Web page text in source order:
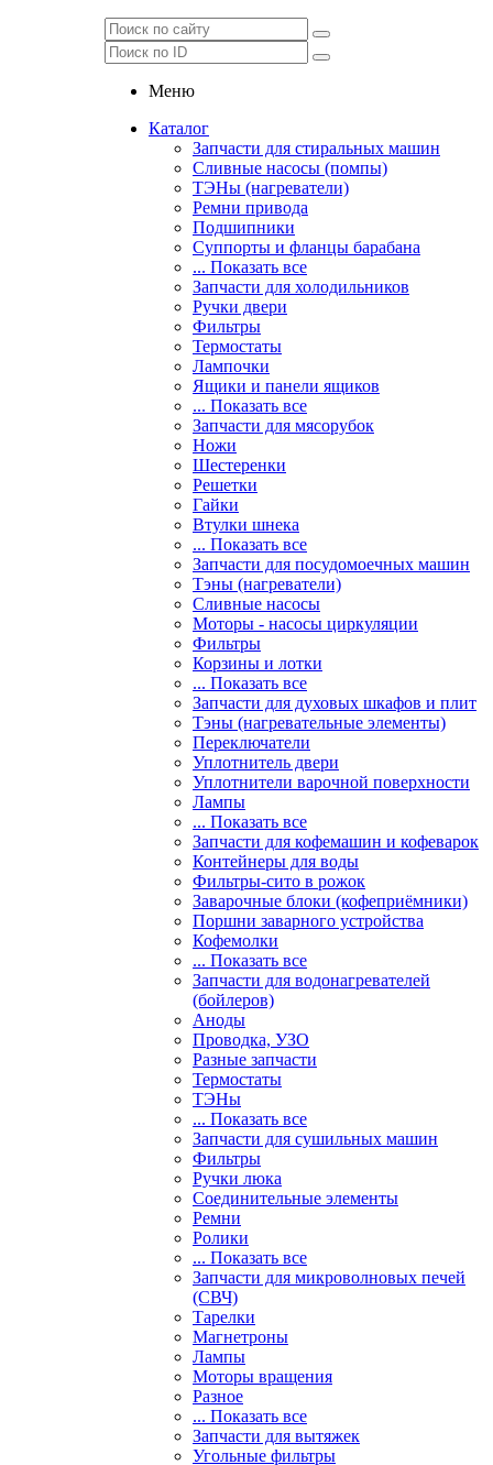
Меню
Каталог
Запчасти для стиральных машин
Сливные насосы (помпы)
ТЭНы (нагреватели)
Ремни привода
Подшипники
Суппорты и фланцы барабана
... Показать все
Запчасти для холодильников
Ручки двери
Фильтры
Термостаты
Лампочки
Ящики и панели ящиков
... Показать все
Запчасти для мясорубок
Ножи
Шестеренки
Решетки
Гайки
Втулки шнека
... Показать все
Запчасти для посудомоечных машин
Тэны (нагреватели)
Сливные насосы
Моторы - насосы циркуляции
Фильтры
Корзины и лотки
... Показать все
Запчасти для духовых шкафов и плит
Тэны (нагревательные элементы)
Переключатели
Уплотнитель двери
Уплотнители варочной поверхности
Лампы
... Показать все
Запчасти для кофемашин и кофеварок
Контейнеры для воды
Фильтры-сито в рожок
Заварочные блоки (кофеприёмники)
Поршни заварного устройства
Кофемолки
... Показать все
Запчасти для водонагревателей
(бойлеров)
Аноды
Проводка, УЗО
Разные запчасти
Термостаты
ТЭНы
... Показать все
Запчасти для сушильных машин
Фильтры
Ручки люка
Соединительные элементы
Ремни
Ролики
... Показать все
Запчасти для микроволновых печей
(СВЧ)
Тарелки
Магнетроны
Лампы
Моторы вращения
Разное
... Показать все
Запчасти для вытяжек
Угольные фильтры